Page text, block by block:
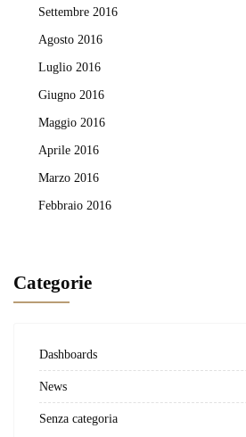
Settembre 2016
Agosto 2016
Luglio 2016
Giugno 2016
Maggio 2016
Aprile 2016
Marzo 2016
Febbraio 2016
Categorie
Dashboards
News
Senza categoria